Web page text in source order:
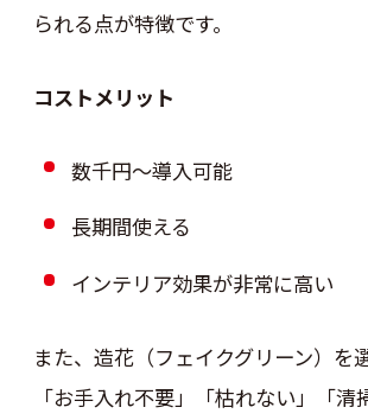
られる点が特徴です。
コストメリット
数千円〜導入可能
長期間使える
インテリア効果が非常に高い
また、造花（フェイクグリーン）を
「お手入れ不要」「枯れない」「清